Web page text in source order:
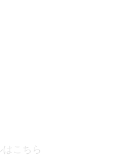
はこちら